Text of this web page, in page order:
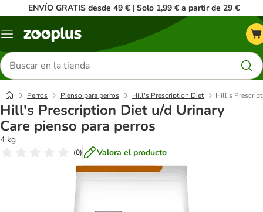
ENVÍO GRATIS desde 49 € | Solo 1,99 € a partir de 29 €
Menú
Buscar
productos
Perros Pienso para perros Hill's Prescription Diet Hill's
Hill's Prescription Diet u/d Urinary
Care pienso para perros
4 kg
(0) Valora el producto